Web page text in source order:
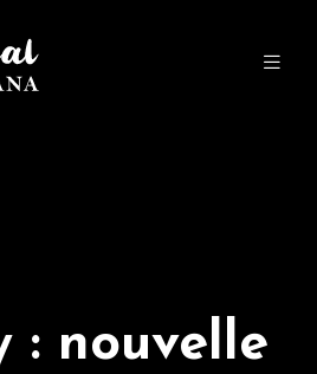
: nouvelle